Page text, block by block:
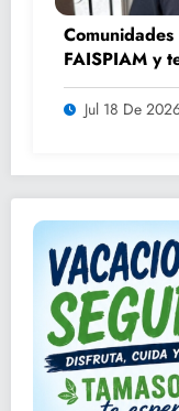
FAISPIAM y
asamblea
Jul 18 De